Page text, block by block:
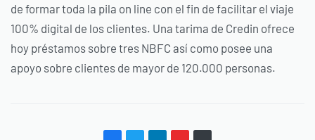
de formar toda la pila on line con el fin de facilitar el viaje
100% digital de los clientes. Una tarima de Credin ofrece
hoy préstamos sobre tres NBFC así­ como posee una
apoyo sobre clientes de mayor de 120.000 personas.